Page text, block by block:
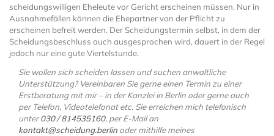
scheidungswilligen Eheleute vor Gericht erscheinen müssen. Nur in
Ausnahmefällen können die Ehepartner von der Pflicht zu
erscheinen befreit werden. Der Scheidungstermin selbst, in dem der
Scheidungsbeschluss auch ausgesprochen wird, dauert in der Regel
jedoch nur eine gute Viertelstunde.
Sie wollen sich scheiden lassen und suchen anwaltliche
Unterstützung? Vereinbaren Sie gerne einen Termin zu einer
Erstberatung mit mir – in der Kanzlei in Berlin oder gerne auch
per Telefon, Videotelefonat etc. Sie erreichen mich telefonisch
unter030 / 814535160, per E-Mail an
kontakt@scheidung.berlin oder mithilfe meines